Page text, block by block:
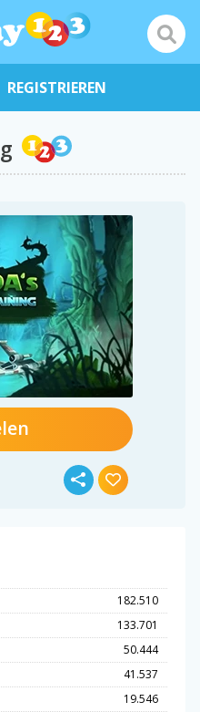
REGISTRIEREN
182.510
133.701
50.444
41.537
19.546